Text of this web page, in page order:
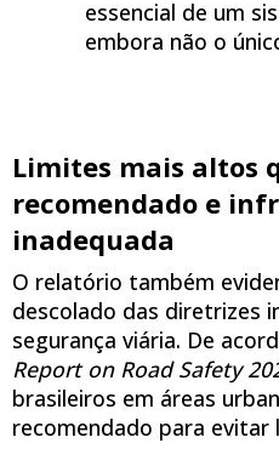
essencial de um
embora não o
Limites mais altos
recomendado e
inadequada
O relatório também
descolado das diretrizes
segurança viária. De
Report on Road Safety
brasileiros em áreas
recomendado para evitar